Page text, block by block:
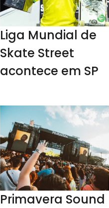
Liga Mundial de
Skate Street
acontece em SP
Primavera Sound